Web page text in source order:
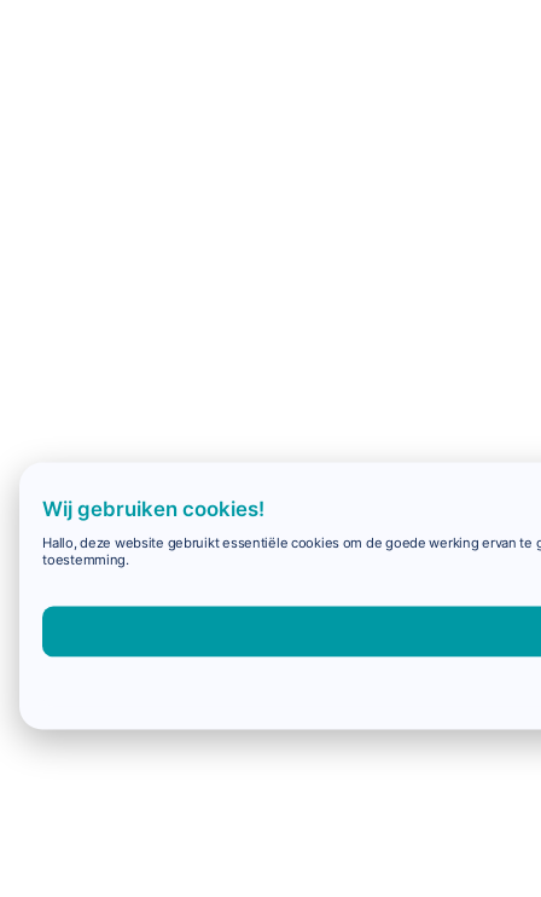
Wij gebruiken cookies!
Hallo, deze website gebruikt essentiële cookies om de goede werking ervan
toestemming.